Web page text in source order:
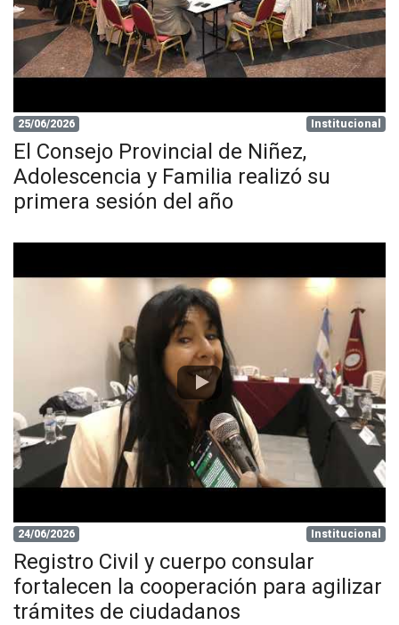
25/06/2026 Institucional
El Consejo Provincial de Niñez,
Adolescencia y Familia realizó su
primera sesión del año
24/06/2026 Institucional
Registro Civil y cuerpo consular
fortalecen la cooperación para agilizar
trámites de ciudadanos